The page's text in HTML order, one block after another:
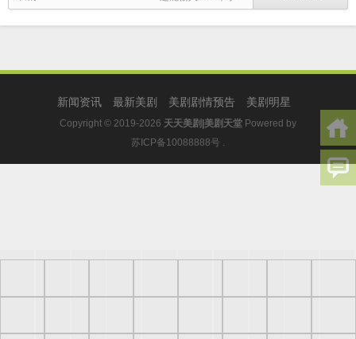
新闻资讯 最新美剧 美剧剧情预告 美剧明星
Copyright © 2019-2026 天天美剧|美剧天堂 Powered by
苏ICP备10088888号 .